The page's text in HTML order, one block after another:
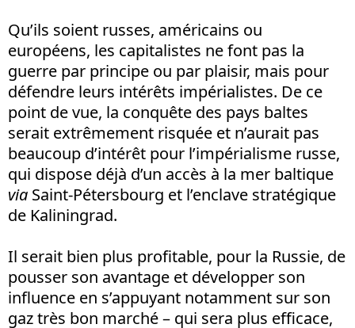
Qu’ils soient russes, américains ou
européens, les capitalistes ne font pas la
guerre par principe ou par plaisir, mais pour
défendre leurs intérêts impérialistes. De ce
point de vue, la conquête des pays baltes
serait extrêmement risquée et n’aurait pas
beaucoup d’intérêt pour l’impérialisme russe,
qui dispose déjà d’un accès à la mer baltique
via Saint-Pétersbourg et l’enclave stratégique
de Kaliningrad.
Il serait bien plus profitable, pour la Russie, de
pousser son avantage et développer son
influence en s’appuyant notamment sur son
gaz très bon marché – qui sera plus efficace,